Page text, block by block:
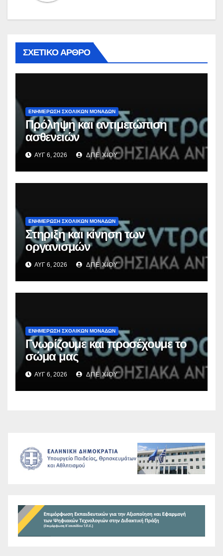
ΣΧΕΤΙΚΌ ΆΡΘΡΟ
ΕΝΗΜΕΡΩΣΗ ΣΧΟΛΙΚΩΝ ΜΟΝΑΔΩΝ
Πρόληψη και αντιμετώπιση
ασθενειών
ΑΥΓ 6, 2026 ΔΠΕ ΧΙΟΥ
ΕΝΗΜΕΡΩΣΗ ΣΧΟΛΙΚΩΝ ΜΟΝΑΔΩΝ
Στηριξη και κίνηση των
οργανισμών
ΑΥΓ 6, 2026 ΔΠΕ ΧΙΟΥ
ΕΝΗΜΕΡΩΣΗ ΣΧΟΛΙΚΩΝ ΜΟΝΑΔΩΝ
Γνωρίζουμε και προσέχουμε το
σώμα μας
ΑΥΓ 6, 2026 ΔΠΕ ΧΙΟΥ